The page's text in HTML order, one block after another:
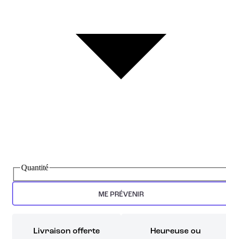
Quantité
ME PRÉVENIR
Livraison offerte
Heureuse ou